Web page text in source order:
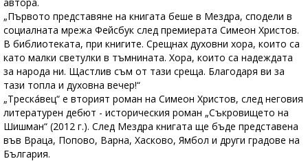
„Първото представяне на книгата беше в Мездра, сподели в
социалната мрежа Фейсбук след премиерата Симеон Христов.
В библиотеката, при книгите. Срещнах духовни хора, които са
като малки светулки в тъмнината. Хора, които са надеждата
за народа ни. Щастлив съм от тази среща. Благодаря ви за
тази топла и духовна вечер!“
„Треска́вец“ е вторият роман на Симеон Христов, след неговия
литературен дебют - историческия роман „Съкровището на
Шишман“ (2012 г.). След Мездра книгата ще бъде представена
във Враца, Попово, Варна, Хасково, Ямбол и други градове на
България.